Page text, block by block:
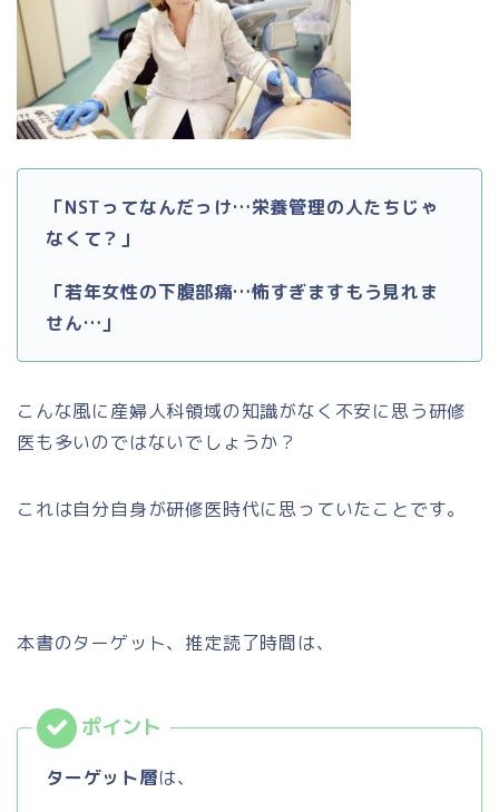
「NSTってなんだっけ…栄養管理の人たちじゃ
なくて？」
「若年女性の下腹部痛…怖すぎますもう見れま
せん…」
こんな風に産婦人科領域の知識がなく不安に思う研修
医も多いのではないでしょうか？
これは自分自身が研修医時代に思っていたことです。
本書のターゲット、推定読了時間は、
ターゲット層は、